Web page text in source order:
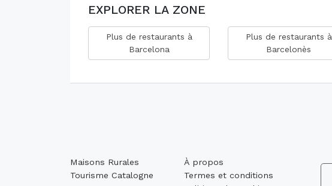
EXPLORER LA ZONE
Plus de restaurants à
Barcelona
Plus de restaurants à
Barcelonès
Maisons Rurales
Tourisme Catalogne
À propos
Termes et conditions